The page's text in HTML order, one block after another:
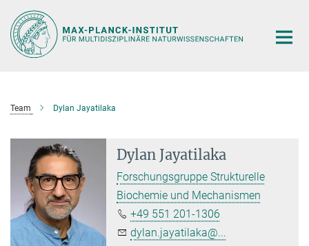
Hauptinhalt
Team Dylan Jayatilaka
Dylan Jayatilaka
Forschungsgruppe Strukturelle
Biochemie und Mechanismen
+49 551 201-1306
dylan.jayatilaka@...